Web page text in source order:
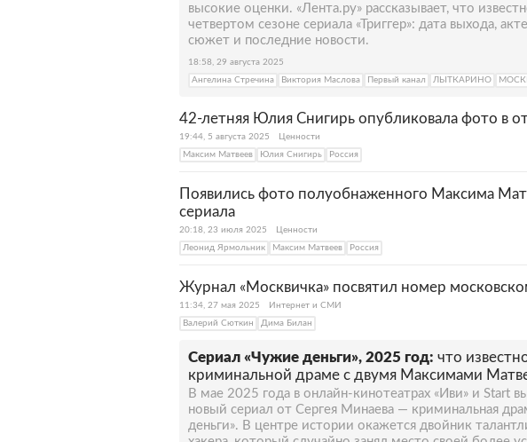
высокие оценки. «Лента.ру» рассказывает, что
четвертом сезоне сериала «Триггер»: дата выхода,
сюжет и последние новости.
18:58, 29 августа 2025
Ангелина Стречина
Виктория Маслова Первый канал ЛЫТКАРИНО
42-летняя Юлия Снигирь опубликовала фото в
19:44, 5 августа 2025
Ценности
Максим Матвеев
Юлия Снигирь Россия
Появились фото полуобнаженного Максима
сериала
20:18, 23 июля 2025
Ценности
Леонид Ярмольник
Максим Матвеев Россия
Журнал «Москвичка» посвятил номер
11:34, 27 мая 2025
Интернет и СМИ
Валерий Сюткин
Дима Билан
Сериал «Чужие деньги», 2025 год: что
криминальной драме с двумя Максимами
В мае 2025 года в онлайн-кинотеатрах «Иви» и Start
новый сериал от Сергея Минаева — криминальная
деньги». В центре истории окажется двойник